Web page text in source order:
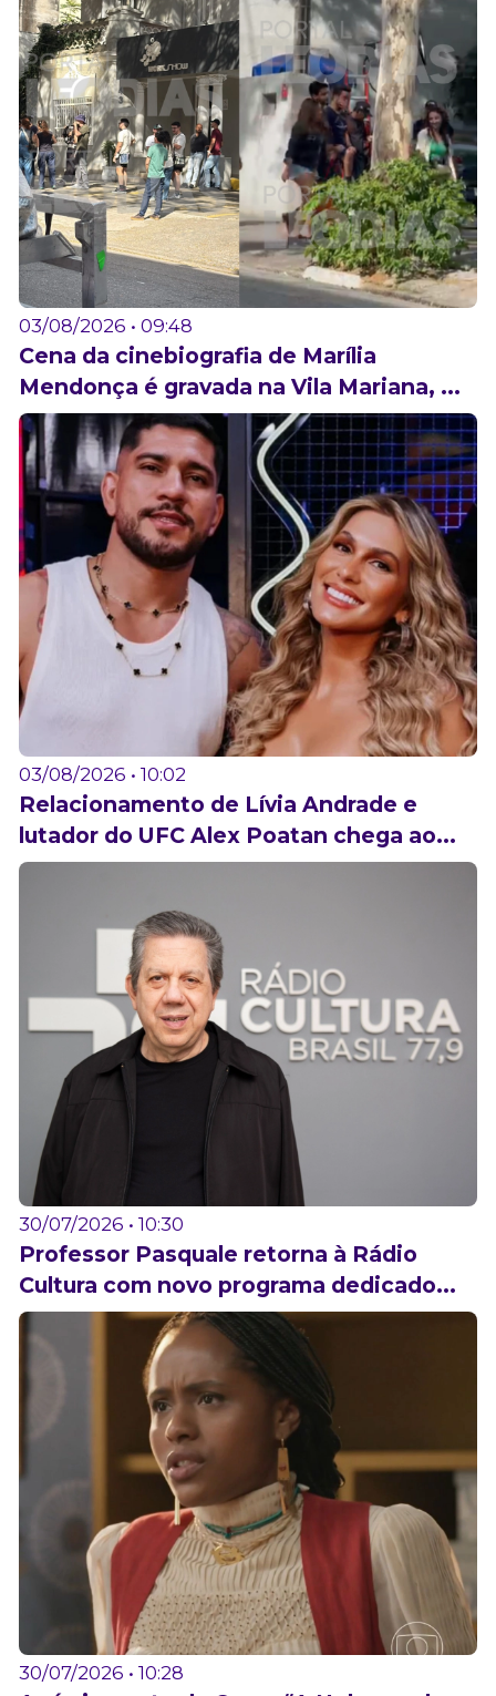
03/08/2026 • 09:48
Cena da cinebiografia de Marília
Mendonça é gravada na Vila Mariana, ...
03/08/2026 • 10:02
Relacionamento de Lívia Andrade e
lutador do UFC Alex Poatan chega ao...
30/07/2026 • 10:30
Professor Pasquale retorna à Rádio
Cultura com novo programa dedicado...
30/07/2026 • 10:28